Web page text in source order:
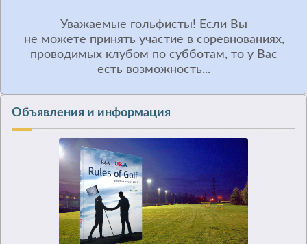
Уважаемые гольфисты! Если Вы
не можете принять участие в соревнованиях,
проводимых клубом по субботам, то у Вас
есть возможность...
Объявления и информация